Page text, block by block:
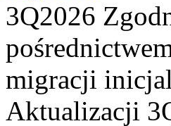
3Q2026
migracji
Aktualizacji